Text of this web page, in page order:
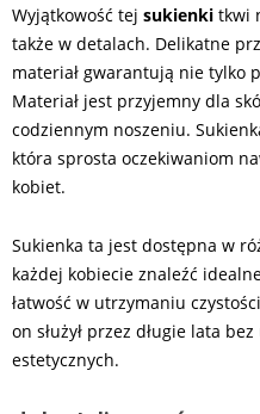
Wyjątkowość tej sukienki tkwi
także w detalach. Delikatne
materiał gwarantują nie tylko
Materiał jest przyjemny dla
codziennym noszeniu.
która sprosta oczekiwaniom
kobiet.
Sukienka ta jest dostępna w
każdej kobiecie znaleźć
łatwość w utrzymaniu
on służył przez długie lata
estetycznych.